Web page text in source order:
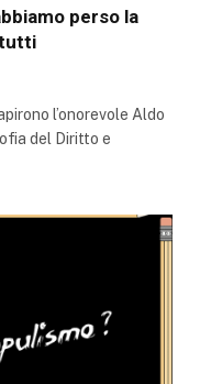
perso la
tutti
l’onorevole Aldo
del Diritto e